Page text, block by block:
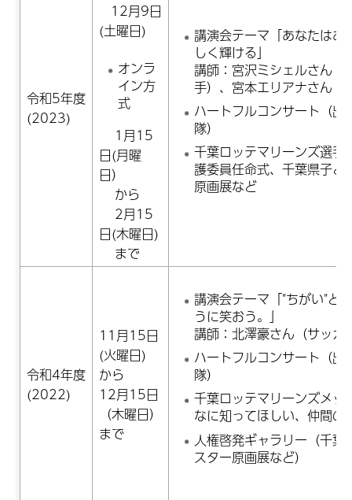
令和5年度
(2023)
12月9日
(土曜日)
オンラ
イン方
式
1月15
日(月曜
日）
から
2月15
日(木曜日)
まで
講演会テーマ「あなたはあ
しく輝ける」
講師：宮沢ミシェルさん（
手）、宮本エリアナさん（
ハートフルコンサート（出
隊）
千葉ロッテマリーンズ選手
護委員任命式、千葉県子ど
原画展など
令和4年度
(2022)
11月15日
(火曜日)
から
12月15日
（木曜日）
まで
講演会テーマ「"ちがい"と
うに笑おう。」
講師：北澤豪さん（サッカ
ハートフルコンサート（出
隊）
千葉ロッテマリーンズメッ
なに知ってほしい、仲間の
人権啓発ギャラリー（千葉
スター原画展など）